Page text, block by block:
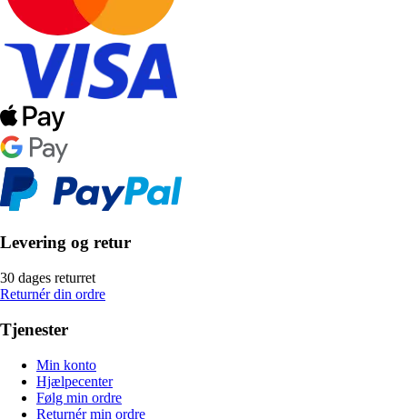
Levering og retur
30 dages returret
Returnér din ordre
Tjenester
Min konto
Hjælpecenter
Følg min ordre
Returnér min ordre